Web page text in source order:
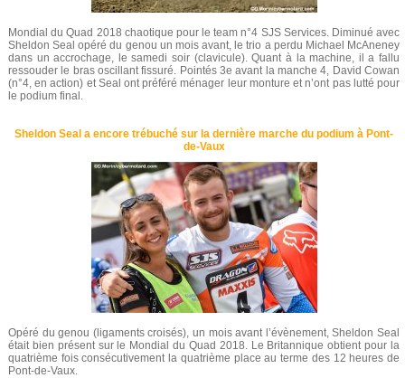
Mondial du Quad 2018 chaotique pour le team n°4 SJS Services. Diminué avec
Sheldon Seal opéré du genou un mois avant, le trio a perdu Michael McAneney
dans un accrochage, le samedi soir (clavicule). Quant à la machine, il a fallu
ressouder le bras oscillant fissuré. Pointés 3e avant la manche 4, David Cowan
(n°4, en action) et Seal ont préféré ménager leur monture et n’ont pas lutté pour
le podium final.
Sheldon Seal a encore trébuché sur la dernière marche du podium à Pont-
de-Vaux
Opéré du genou (ligaments croisés), un mois avant l’évènement, Sheldon Seal
était bien présent sur le Mondial du Quad 2018. Le Britannique obtient pour la
quatrième fois consécutivement la quatrième place au terme des 12 heures de
Pont-de-Vaux.